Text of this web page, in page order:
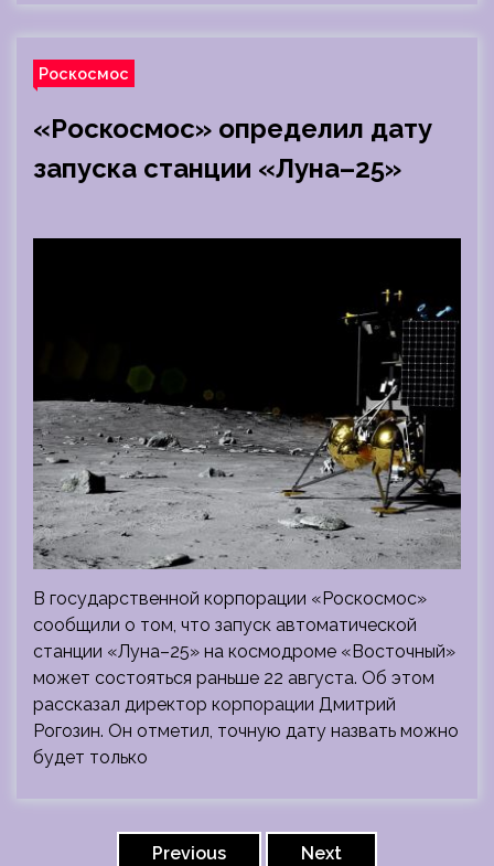
Роскосмос
«Роскосмос» определил дату
запуска станции «Луна–25»
В государственной корпорации «Роскосмос»
сообщили о том, что запуск автоматической
станции «Луна–25» на космодроме «Восточный»
может состояться раньше 22 августа. Об этом
рассказал директор корпорации Дмитрий
Рогозин. Он отметил, точную дату назвать можно
будет только
Previous Next